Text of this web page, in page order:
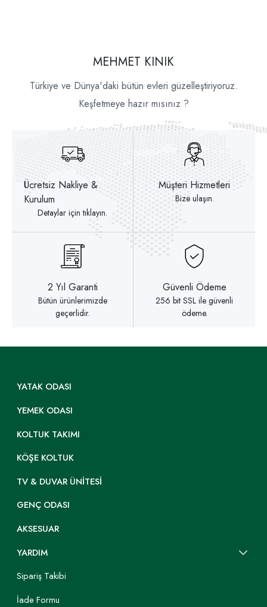
MEHMET KINIK
Türkiye ve Dünya'daki bütün evleri güzelleştiriyoruz.
Keşfetmeye hazır mısınız ?
Ücretsiz Nakliye &
Kurulum
Detaylar için tıklayın.
Müşteri Hizmetleri
Bize ulaşın.
2 Yıl Garanti
Bütün ürünlerimizde
geçerlidir.
Güvenli Ödeme
256 bit SSL ile güvenli
ödeme.
YATAK ODASI
YEMEK ODASI
KOLTUK TAKIMI
KÖŞE KOLTUK
TV & DUVAR ÜNITESI
GENÇ ODASI
AKSESUAR
YARDIM
Sipariş Takibi
İade Formu